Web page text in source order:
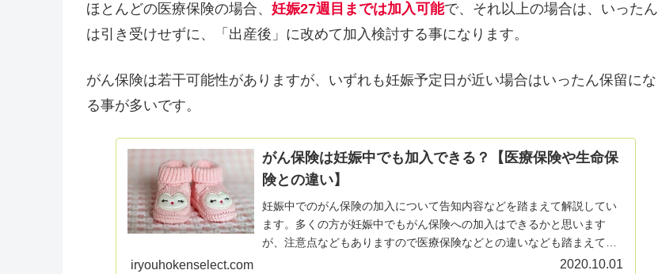
ほとんどの医療保険の場合、 妊娠27週目までは加入可能で、それ以上の場合は、いったん
は引き受けせずに、「出産後」に改めて加入検討する事になります。
がん保険は若干可能性がありますが、いずれも妊娠予定日が近い場合はいったん保留にな
る事が多いです。
がん保険は妊娠中でも加入できる？【医療保険や生命保
険との違い】
妊娠中でのがん保険の加入について告知内容などを踏まえて解説してい
ます。多くの方が妊娠中でもがん保険への加入はできるかと思います
が、注意点などもありますので医療保険などとの違いなども踏まえて紹
iryouhokenselect.com 2020.10.01